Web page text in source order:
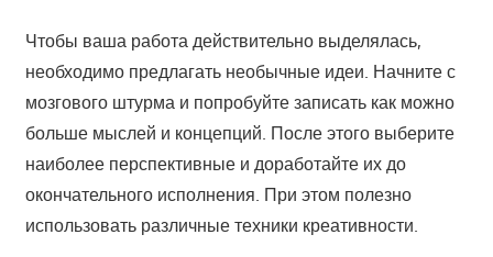
Чтобы ваша работа действительно выделялась,
необходимо предлагать необычные идеи. Начните с
мозгового штурма и попробуйте записать как можно
больше мыслей и концепций. После этого выберите
наиболее перспективные и доработайте их до
окончательного исполнения. При этом полезно
использовать различные техники креативности.